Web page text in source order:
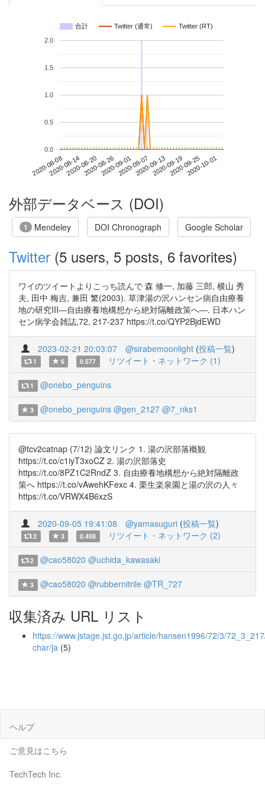
合計 Twitter (通常) Twitter (RT)
2020-08-082020-08-142020-08-202020-08-262020-09-012020-09-072020-09-132020-09-192020-09-252020-10-01
0.0
0.5
1.0
1.5
2.0
外部データベース (DOI)
1 Mendeley DOI Chronograph Google Scholar
Twitter (5 users, 5 posts, 6 favorites)
ワイのツイートよりこっち読んで 森 修一, 加藤 三郎, 横山 秀
夫, 田中 梅吉, 兼田 繁(2003). 草津湯の沢ハンセン病自由療養
地の研究III―自由療養地構想から絶対隔離政策へ―. 日本ハン
セン病学会雑誌,72, 217-237 https://t.co/QYP2BjdEWD
2023-02-21 20:03:07 @sirabemoonlight (投稿一覧)
1 6 0.577 リツイート・ネットワーク (1)
1 @onebo_penguins
3 @onebo_penguins @gen_2127 @7_nks1
@tcv2catnap (7/12) 論文リンク 1. 湯の沢部落概観
https://t.co/c1iyT3xoCZ 2. 湯の沢部落史
https://t.co/8PZ1C2RndZ 3. 自由療養地構想から絶対隔離政
策へ https://t.co/vAwehKFexc 4. 栗生楽泉園と湯の沢の人々
https://t.co/VRWX4B6xzS
2020-09-05 19:41:08 @yamasuguri (投稿一覧)
2 3 0.408 リツイート・ネットワーク (2)
2 @cao58020 @uchida_kawasaki
3 @cao58020 @rubbernitrile @TR_727
収集済み URL リスト
https://www.jstage.jst.go.jp/article/hansen1996/72/3/
char/ja (5)
ヘルプ
ご意見はこちら
TechTech Inc.